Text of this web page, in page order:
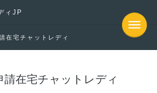
ィJP
在宅チャットレディ
請在宅チャットレディ